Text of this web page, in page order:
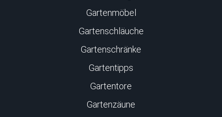
Gartenmöbel
Gartenschläuche
Gartenschränke
Gartentipps
Gartentore
Gartenzäune